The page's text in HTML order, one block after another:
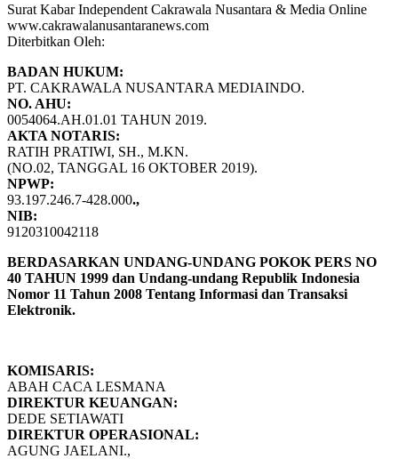
Surat Kabar Independent Cakrawala Nusantara & Media Online
www.cakrawalanusantaranews.com
Diterbitkan Oleh:
BADAN HUKUM:
PT. CAKRAWALA NUSANTARA MEDIAINDO.
NO. AHU:
0054064.AH.01.01 TAHUN 2019.
AKTA NOTARIS:
RATIH PRATIWI, SH., M.KN.
(NO.02, TANGGAL 16 OKTOBER 2019).
NPWP:
93.197.246.7-428.000.,
NIB:
9120310042118
BERDASARKAN UNDANG-UNDANG POKOK PERS NO
40 TAHUN 1999 dan Undang-undang Republik Indonesia
Nomor 11 Tahun 2008 Tentang Informasi dan Transaksi
Elektronik.
KOMISARIS:
ABAH CACA LESMANA
DIREKTUR KEUANGAN:
DEDE SETIAWATI
DIREKTUR OPERASIONAL:
AGUNG JAELANI.,